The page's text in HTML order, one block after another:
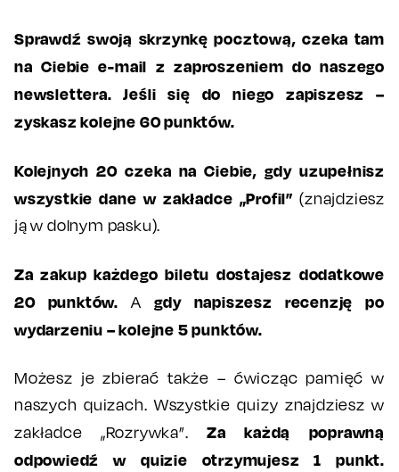
Sprawdź swoją skrzynkę pocztową, czeka tam
na Ciebie e-mail z zaproszeniem do naszego
newslettera. Jeśli się do niego zapiszesz –
zyskasz kolejne 60 punktów.
Kolejnych 20 czeka na Ciebie, gdy uzupełnisz
wszystkie dane w zakładce „Profil”(znajdziesz
ją w dolnym pasku).
Za zakup każdego biletu dostajesz dodatkowe
20 punktów. Agdy napiszesz recenzję po
wydarzeniu – kolejne 5 punktów.
Możesz je zbierać także – ćwicząc pamięć w
naszych quizach. Wszystkie quizy znajdziesz w
zakładce „Rozrywka”.Za każdą poprawną
odpowiedź w quizie otrzymujesz 1 punkt.